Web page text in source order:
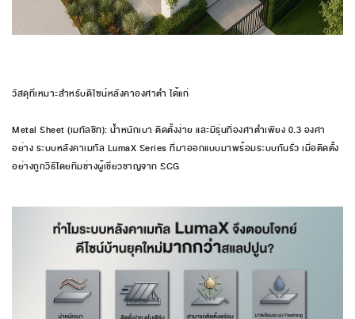
วัสดุที่เหมาะสำหรับดีไซน์หลังคาองศาต่ำ ได้แก่
Metal Sheet (เมทัลชีท): น้ำหนักเบา ติดตั้งง่าย และมีรุ่นที่องศาต่ำเพียง 0.3 องศา
อย่าง ระบบหลังคาเมทัล LumaX Series ที่มาออกแบบมาพร้อมระบบกันรั่ว เมื่อติดตั้ง
อย่างถูกวิธีโดยทีมช่างผู้เชี่ยวชาญจาก SCG